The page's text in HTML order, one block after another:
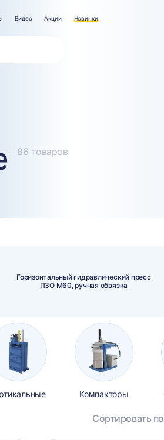
Видео Акции Новинки
86 товаров
Горизонтальный гидравлический пресс
ПЗО М60, ручная обвязка
Компакторы
Сортировать